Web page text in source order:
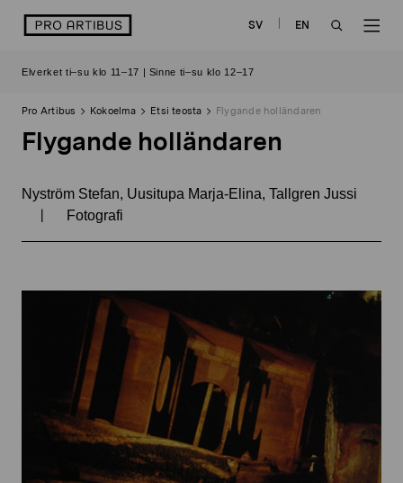
sisältöön
logo SV
EN
Elverket ti–su klo 11–17 | Sinne ti–su klo 12–17
Pro Artibus Kokoelma Etsi teosta Flygande holländaren
Flygande holländaren
Nyström Stefan, Uusitupa Marja-Elina, Tallgren Jussi
| Fotografi